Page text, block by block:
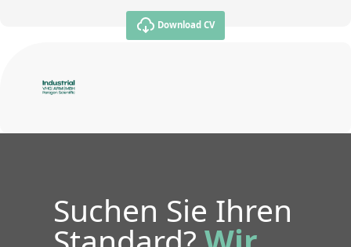
Download CV
Suchen Sie Ihren